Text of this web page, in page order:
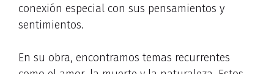
conexión especial con sus pensamientos y
sentimientos.
En su obra, encontramos temas recurrentes